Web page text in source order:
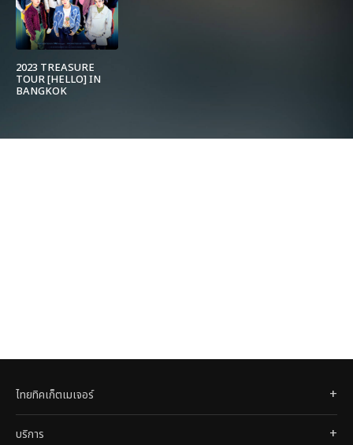
2023 TREASURE
TOUR [HELLO] IN
BANGKOK
ไทยทิคเก็ตเมเจอร์
บริการ